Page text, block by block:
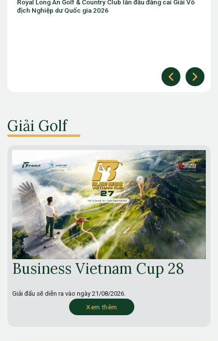
Vô
Sân golf trong nhà đầu tiên trên thế giới sắp ra mắt gần
Chicago
Giải Golf
Business Vietnam Cup 28
Giải đấu sẽ diễn ra vào ngày 21/08/2026.
Xem thêm